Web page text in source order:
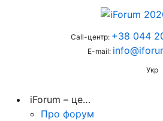
Call-центр: +38 044
E-mail:
Укр
iForum – це…
Про форум